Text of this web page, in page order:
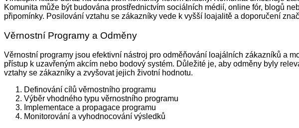
Komunita může být budována prostřednictvím sociálních médií, online fór, blogů
připomínky. Posilování vztahu se zákazníky vede k vyšší loajalitě a doporučení
Věrnostní Programy a Odměny
Věrnostní programy jsou efektivní nástroj pro odměňování loajálních zákazníků a
přístup k uzavřeným akcím nebo bodový systém. Důležité je, aby odměny byly
vztahy se zákazníky a zvyšovat jejich životní hodnotu.
Definování cílů věrnostního programu
Výběr vhodného typu věrnostního programu
Implementace a propagace programu
Monitorování a vyhodnocování výsledků